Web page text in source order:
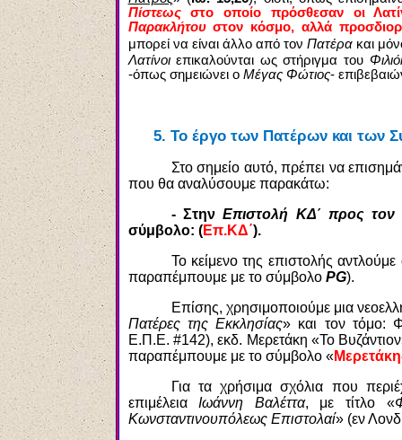
Πίστεωςστο οποίο πρόσθεσαν οι
Παρακλήτουστον κόσμο, αλλά
μπορεί να είναι άλλο από τονΠατέρα και
Λατίνοιεπικαλούνται ως στήριγμα του
-όπως σημειώνει ο Μέγας Φώτιος-
5. Το έργο των Πατέρων και των
Στο σημείο αυτό, πρέπει να
που θα αναλύσουμε παρακάτω:
- ΣτηνΕπιστολή ΚΔ΄ προς τον
σύμβολο: (Επ.ΚΔ΄).
Το κείμενο της επιστολής
παραπέμπουμε με το σύμβολο PG).
Επίσης, χρησιμοποιούμε μια
Πατέρες της Εκκλησίας» και τον τόμο:
Ε.Π.Ε. #142), εκδ. Μερετάκη «Το
παραπέμπουμε με το σύμβολο «
Για τα χρήσιμα σχόλια που
επιμέλειαΙωάννη Βαλέττα, με τίτλο «
Κωνσταντινουπόλεως Επιστολαί» (εν